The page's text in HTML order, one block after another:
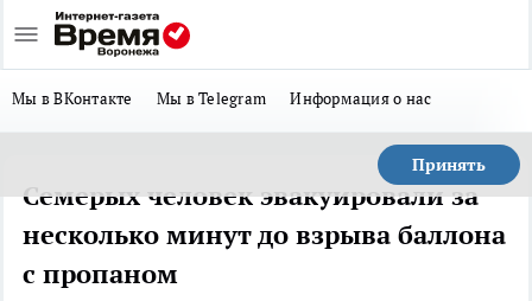
Мы в ВКонтакте Мы в Telegram Информация о нас
Принять
Семерых человек эвакуировали за
несколько минут до взрыва баллона
с пропаном